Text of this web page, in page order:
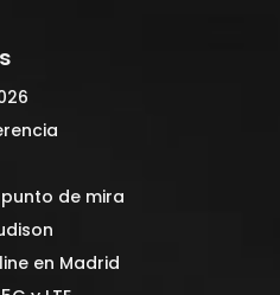
punto de mira
en Madrid